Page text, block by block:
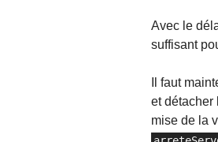
Avec le
suffisant
Il faut
et détacher
mise de la